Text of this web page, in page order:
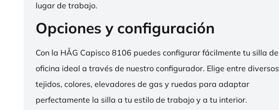
lugar de trabajo.
Opciones y configuración
Con la HÅG Capisco 8106 puedes configurar fácilmente tu silla de
oficina ideal a través de nuestro configurador. Elige entre diversos
tejidos, colores, elevadores de gas y ruedas para adaptar
perfectamente la silla a tu estilo de trabajo y a tu interior.